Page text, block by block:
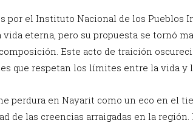
por el Instituto Nacional de los Pueblos
vida eterna, pero su propuesta se tornó
Este acto de traición
que respetan los límites entre la vida y
perdura en Nayarit como un eco en el
de las creencias arraigadas en la